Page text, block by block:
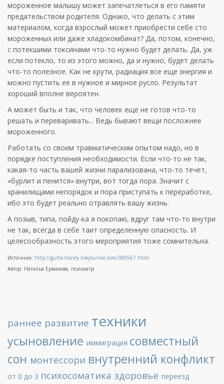
мороженное малышу может запечатлеться в его памяти
предательством родителя. Однако, что делать с этим
материалом, когда взрослый может приобрести себе сто
мороженных или даже хладокомбинат? Да, потом, конечно,
с потекшими токсинами что-то нужно будет делать. Да, уж
если потекло, то из этого можно, да и нужно, будет делать
что-то полезное. Как не крути, радиация все еще энергия и
можно пустить ее в нужное и мирное русло. Результат
хороший вполне вероятен.
А может быть и так, что человек еще не готов что-то
решать и переваривать... Ведь бывают вещи посложнее
мороженного.
Работать со своим травматическим опытом надо, но в
порядке поступления необходимости. Если что-то не так,
какая-то часть вашей жизни парализована, что-то течет,
«бурлит и пенится» внутри, вот тогда пора. Значит с
хранилищами непорядок и пора приступать к переработке,
ибо это будет реально отравлять вашу жизнь.
А позыв, типа, пойду-ка я покопаю, вдруг там что-то внутри
не так, всегда в себе таит определенную опасность. И
целесообразность этого мероприятия тоже сомнительна.
Источник: http://gutta-honey.livejournal.com/389567.html
Автор: Наталья Ермакова, психиатр
раннее развитие техники
усыновление иммиграция совместный
сон монтессори внутренний конфликт
от 0 до 3 психосоматика здоровье переезд